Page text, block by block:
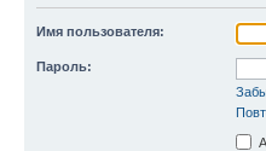
Имя пользователя:
Пароль: